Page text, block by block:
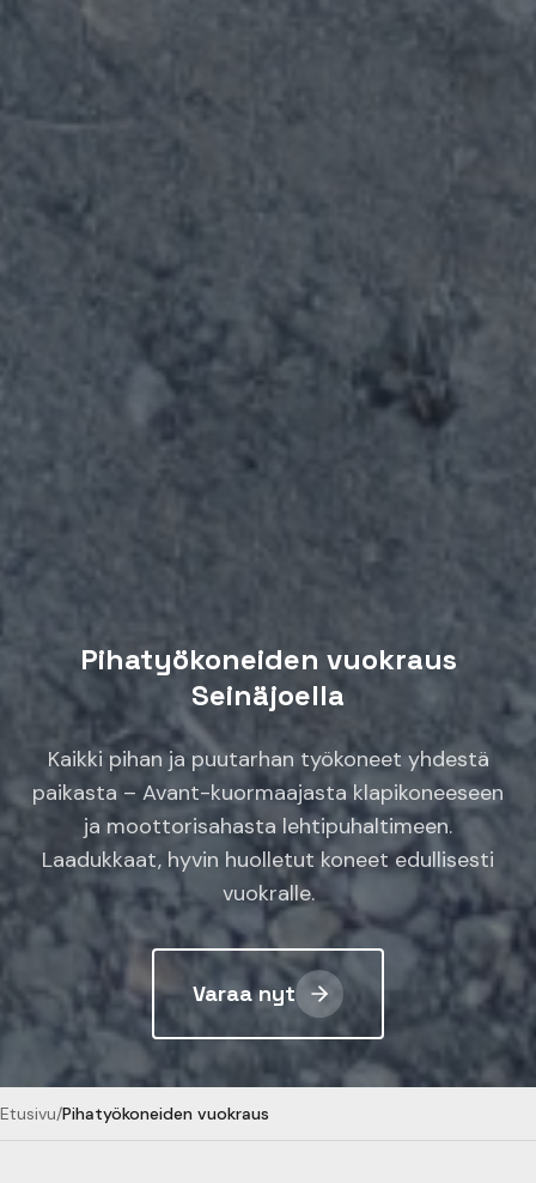
Pihatyökoneiden vuokraus
Seinäjoella
Kaikki pihan ja puutarhan työkoneet yhdestä
paikasta – Avant-kuormaajasta klapikoneeseen
ja moottorisahasta lehtipuhaltimeen.
Laadukkaat, hyvin huolletut koneet edullisesti
vuokralle.
Varaa nyt
Etusivu/Pihatyökoneiden vuokraus